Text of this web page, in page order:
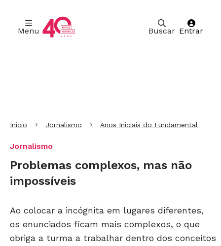
Buscar
Menu Entrar
Início Jornalismo Anos Iniciais do Fundamental
Jornalismo
Problemas complexos, mas não
impossíveis
Ao colocar a incógnita em lugares diferentes,
os enunciados ficam mais complexos, o que
obriga a turma a trabalhar dentro dos conceitos